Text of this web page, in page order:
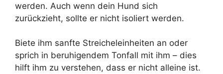
werden. Auch wenn dein Hund sich
zurückzieht, sollte er nicht isoliert werden.
Biete ihm sanfte Streicheleinheiten an oder
sprich in beruhigendem Tonfall mit ihm – dies
hilft ihm zu verstehen, dass er nicht alleine ist.